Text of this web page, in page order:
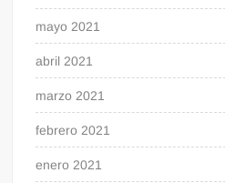
mayo 2021
abril 2021
marzo 2021
febrero 2021
enero 2021